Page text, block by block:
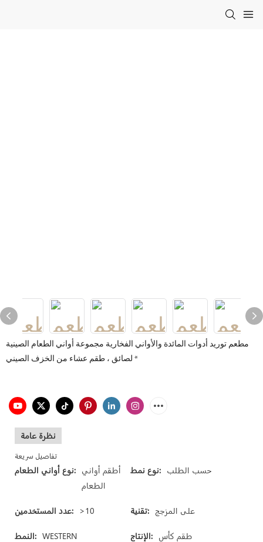
مطعم توريد أدوات المائدة والأواني الفخارية مجموعة أواني الطعام الصينية
لصائق ، طقم عشاء من الخزف الصيني *
نظرة عامة
تفاصيل سريعة
نوع أواني الطعام: أطقم أواني
الطعام
نوع نمط: حسب الطلب
عدد المستخدمين: >10 تقنية: على المزجج
النمط: WESTERN الإنتاج: طقم كأس